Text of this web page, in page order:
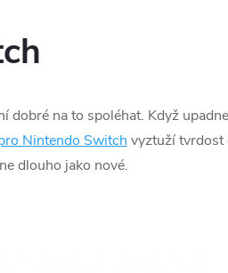
na to spoléhat. Když
Nintendo Switch vyztuží tvrdost
dlouho jako nové.